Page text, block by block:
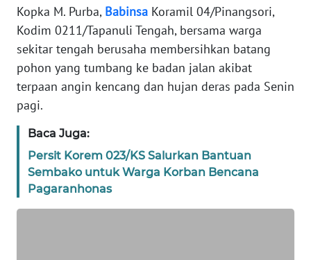
Kopka M. Purba, Babinsa Koramil 04/Pinangsori,
Kodim 0211/Tapanuli Tengah, bersama warga
sekitar tengah berusaha membersihkan batang
pohon yang tumbang ke badan jalan akibat
terpaan angin kencang dan hujan deras pada Senin
pagi.
Baca Juga:
Persit Korem 023/KS Salurkan Bantuan
Sembako untuk Warga Korban Bencana
Pagaranhonas
WN
SUMUT
JAKARTA
WN
WN
BANTEN
WN